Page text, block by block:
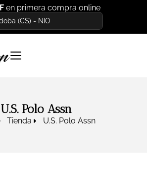
en primera compra online
(C$) - NIO
U.S. Polo Assn
Tienda U.S. Polo Assn